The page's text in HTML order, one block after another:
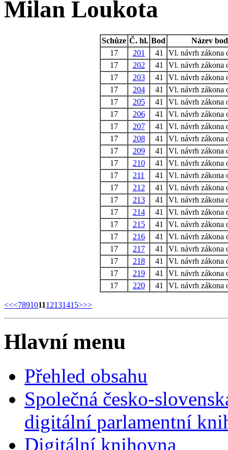
Milan Loukota
Schůze Č. hl. Bod
Název
17
201 41
Vl. návrh zákona
17
202 41
Vl. návrh zákona
17
203 41
Vl. návrh zákona
17
204 41
Vl. návrh zákona
17
205 41
Vl. návrh zákona
17
206 41
Vl. návrh zákona
17
207 41
Vl. návrh zákona
17
208 41
Vl. návrh zákona
17
209 41
Vl. návrh zákona
17
210 41
Vl. návrh zákona
17
211 41
Vl. návrh zákona
17
212 41
Vl. návrh zákona
17
213 41
Vl. návrh zákona
17
214 41
Vl. návrh zákona
17
215 41
Vl. návrh zákona
17
216 41
Vl. návrh zákona
17
217 41
Vl. návrh zákona
17
218 41
Vl. návrh zákona
17
219 41
Vl. návrh zákona
17
220 41 Vl. návrh zákona
<<<789101112131415>>>
Hlavní menu
Přehled obsahu
Společná česko-
digitální parlamentní
Digitální knihovna